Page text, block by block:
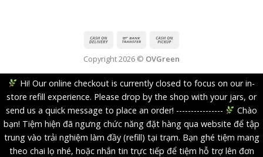
Copyright 2026 © OVGreen
Hi! Our online checkout is currently closed to focus on our in-
store refill experience. Please drop by the shop with your jars, or
send us a quick message to place an order! ----------------
Chào
bạn! Tiệm hiện đã ngưng chức năng đặt hàng qua website để tập
trung vào trải nghiệm làm đầy (refill) tại trạm. Bạn ghé tiệm mang
theo chai lọ nhé, hoặc nhắn tin trực tiếp để tiệm hỗ trợ lên đơn